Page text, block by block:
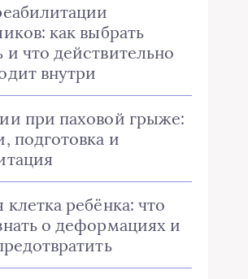
как выбрать
что действительно
внутри
при паховой грыже:
подготовка и
клетка ребёнка: что
о деформациях и